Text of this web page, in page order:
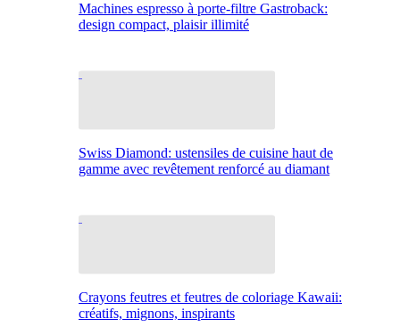
Machines espresso à porte-filtre Gastroback:
design compact, plaisir illimité
Swiss Diamond: ustensiles de cuisine haut de
gamme avec revêtement renforcé au diamant
Crayons feutres et feutres de coloriage Kawaii:
créatifs, mignons, inspirants